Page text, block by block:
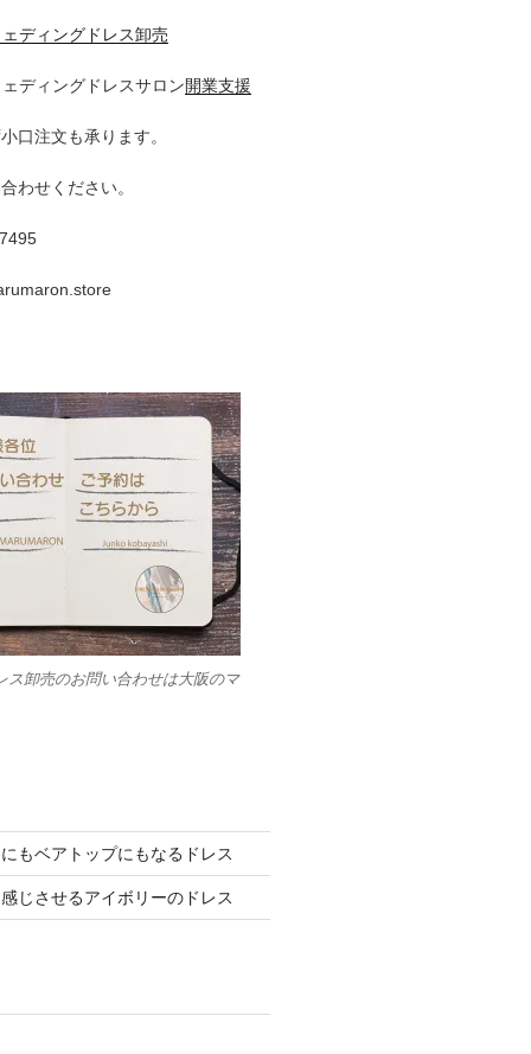
ディングドレス卸売
ディングドレスサロン開業支援
口注文も承ります。
わせください。
ス卸売のお問い合わせは大阪のマ
もベアトップにもなるドレス
じさせるアイボリーのドレス